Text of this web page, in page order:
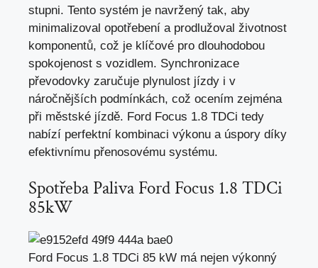
stupni. Tento systém je navržený tak, aby
minimalizoval opotřebení a prodlužoval životnost
komponentů, což je klíčové pro dlouhodobou
spokojenost s vozidlem. Synchronizace
převodovky zaručuje plynulost jízdy i v
náročnějších podmínkách, což ocením zejména
při městské jízdě. Ford Focus 1.8 TDCi tedy
nabízí perfektní kombinaci výkonu a úspory díky
efektivnímu přenosovému systému.
Spotřeba Paliva Ford Focus 1.8 TDCi
85kW
Ford Focus 1.8 TDCi 85 kW má nejen výkonný